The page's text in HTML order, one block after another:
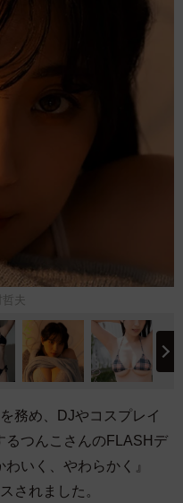
夫
務め、DJやコスプレイ
るつんこさんのFLASHデ
いく、やわらかく』
されました。